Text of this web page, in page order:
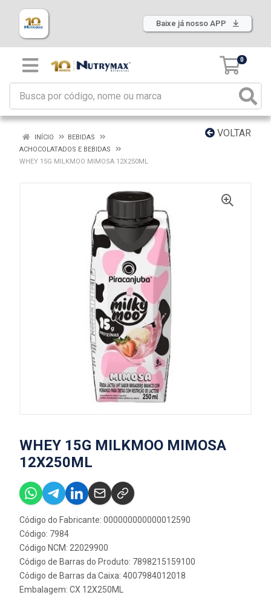
Baixe já nosso APP
0
VOLTAR
INÍCIO
BEBIDAS
ACHOCOLATADOS E BEBIDAS
WHEY 15G MILKMOO MIMOSA 12X250ML
WHEY 15G MILKMOO MIMOSA
12X250ML
Código do Fabricante: 000000000000012590
Código: 7984
Código NCM: 22029900
Código de Barras do Produto: 7898215159100
Código de Barras da Caixa: 4007984012018
Embalagem: CX 12X250ML